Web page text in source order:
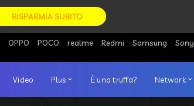
RISPARMIA SUBITO
OPPO POCO realme Redmi Samsung Sony
Video Plus È una truffa? Network